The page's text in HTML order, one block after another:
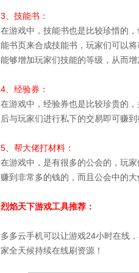
3、技能书：
在游戏中，技能书也是比较珍惜的
能书页来合成技能书，玩家们可以
能够增加玩家们技能的等级，从而增
4、经验券：
在游戏中，经验券也是比较珍贵的
后与玩家们进行私下的交易即可赚到
5、帮大佬打材料：
在游戏中，是有很多的公会的，玩
赚到非常多的钱的，而且公会中的
烈焰天下游戏工具推荐：
多多云手机可以让游戏24小时在线
家全天候持续在线刷资源！